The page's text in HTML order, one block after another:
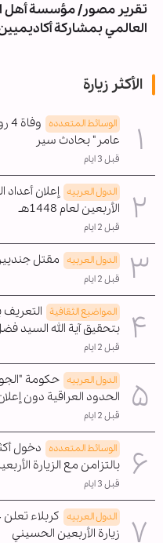
تقرير مصور/ مؤسسة أهل
العالمي بمشاركة
الأكثر زيارة
الوسائط المتعدده
عامر" بحادث سير
قبل 3 ايام
الدول العربیه إعلان أعداد
الأربعين لعام 1448هـ
قبل 2 ايام
الدول العربیه مقتل
قبل 2 ايام
المواضیع الثقافية
بتحقيق آية الله السيد
قبل 2 ايام
الدول العربیه حكومة
الحدود العراقية دون
قبل 2 ايام
الوسائط المتعدده
بالتزامن مع الزيارة
قبل 3 ايام
الدول العربیه كربلاء
زيارة الأربعين الحسيني